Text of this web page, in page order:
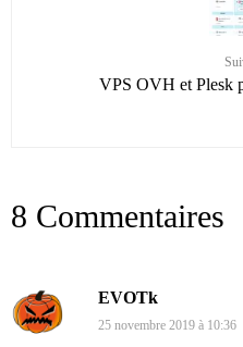
VPS OVH et Plesk
8 Commentaires
EVOTk
25 novembre 2019 à 10:36